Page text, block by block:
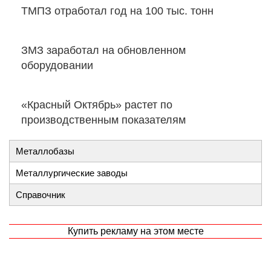
ТМПЗ отработал год на 100 тыс. тонн
ЗМЗ заработал на обновленном
оборудовании
«Красный Октябрь» растет по
производственным показателям
Металлобазы
Металлургические заводы
Справочник
Купить рекламу на этом месте